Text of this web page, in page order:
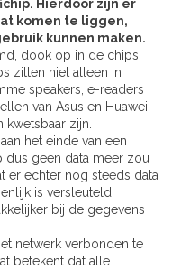
Hierdoor zijn er
komen te liggen,
kunnen maken.
dook op in de chips
zitten niet alleen in
speakers, e-readers
van Asus en Huawei.
kwetsbaar zijn.
het einde van een
dus geen data meer zou
er echter nog steeds data
is versleuteld.
bij de gegevens
netwerk verbonden te
betekent dat alle